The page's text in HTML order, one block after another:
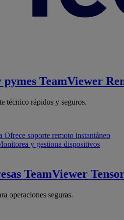
pymes TeamViewer
técnico rápidos y seguros.
Ofrece soporte remoto instantáneo
y gestiona dispositivos
TeamViewer Tensor
operaciones seguras.